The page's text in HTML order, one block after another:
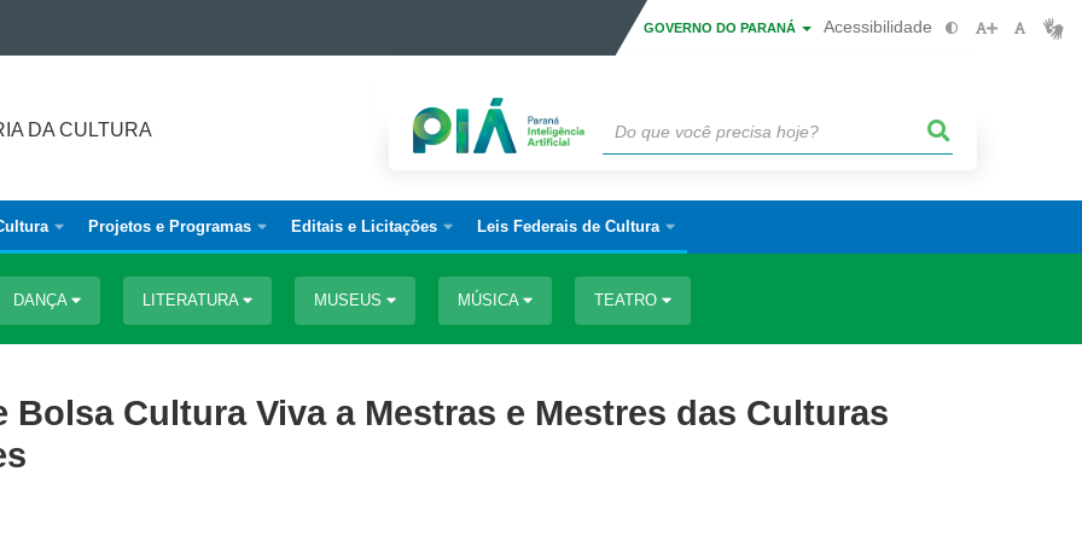
GOVERNO DO PARANÁ Acessibilidade
DA CULTURA
Projetos e Programas Editais e Licitações Leis Federais de Cultura
DANÇA LITERATURA MUSEUS MÚSICA TEATRO
Bolsa Cultura Viva a Mestras e Mestres das Culturas